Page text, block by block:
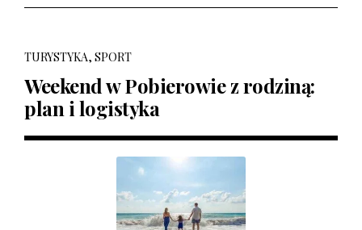
TURYSTYKA, SPORT
Weekend w Pobierowie z rodziną:
plan i logistyka